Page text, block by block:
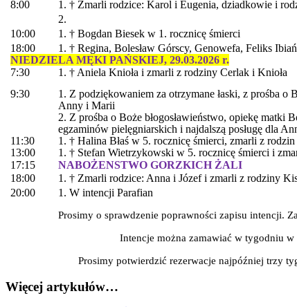
8:00
1. † Zmarli rodzice: Karol i Eugenia, dziadkowie i
2.
10:00
1. † Bogdan Biesek w 1. rocznicę śmierci
18:00
1. † Regina, Bolesław Górscy, Genowefa, Feliks
NIEDZIELA MĘKI PAŃSKIEJ, 29.03.2026 r.
7:30
1. † Aniela Knioła i zmarli z rodziny Cerlak i Knioła
9:30
1. Z podziękowaniem za otrzymane łaski, z prośba o
Anny i Marii
2. Z prośba o Boże błogosławieństwo, opiekę matki
egzaminów pielęgniarskich i najdalszą posługę dla
11:30
1. † Halina Błaś w 5. rocznicę śmierci, zmarli z rodzin
13:00
1. † Stefan Wietrzykowski w 5. rocznicę śmierci i
17:15
NABOŻENSTWO GORZKICH ŻALI
18:00
1. † Zmarli rodzice: Anna i Józef i zmarli z rodziny
20:00
1. W intencji Parafian
Prosimy o sprawdzenie poprawności zapisu intencji.
Intencje można zamawiać w tygodniu
Prosimy potwierdzić rezerwacje najpóźniej trzy
Więcej artykułów…